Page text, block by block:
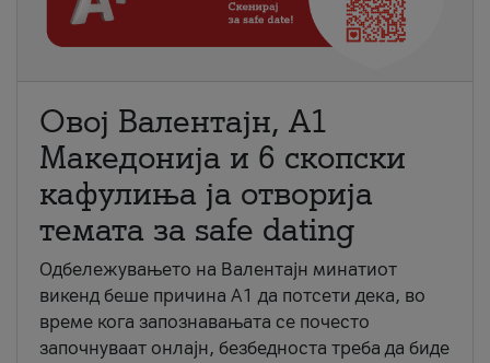
Овој Валентајн, A1
Македонија и 6 скопски
кафулиња ја отворија
темата за safe dating
Одбележувањето на Валентајн минатиот
викенд беше причина А1 да потсети дека, во
време кога запознавањата се почесто
започнуваат онлајн, безбедноста треба да биде